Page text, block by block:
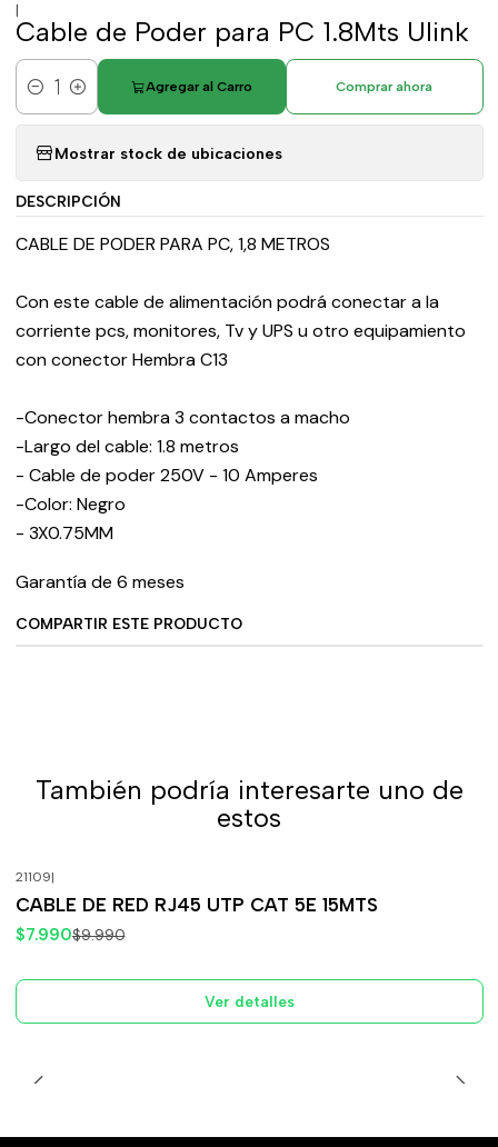
|
Cable de Poder para PC 1.8Mts Ulink
Cantidad
Agregar al Carro Comprar ahora
Mostrar stock de ubicaciones
DESCRIPCIÓN
CABLE DE PODER PARA PC, 1,8 METROS
Con este cable de alimentación podrá conectar a la
corriente pcs, monitores, Tv y UPS u otro equipamiento
con conector Hembra C13
-Conector hembra 3 contactos a macho
-Largo del cable: 1.8 metros
- Cable de poder 250V - 10 Amperes
-Color: Negro
- 3X0.75MM
Garantía de 6 meses
COMPARTIR ESTE PRODUCTO
También podría interesarte uno de
estos
Agotado
21109|
CABLE DE RED RJ45 UTP CAT 5E 15MTS
$7.990$9.990
Ver detalles